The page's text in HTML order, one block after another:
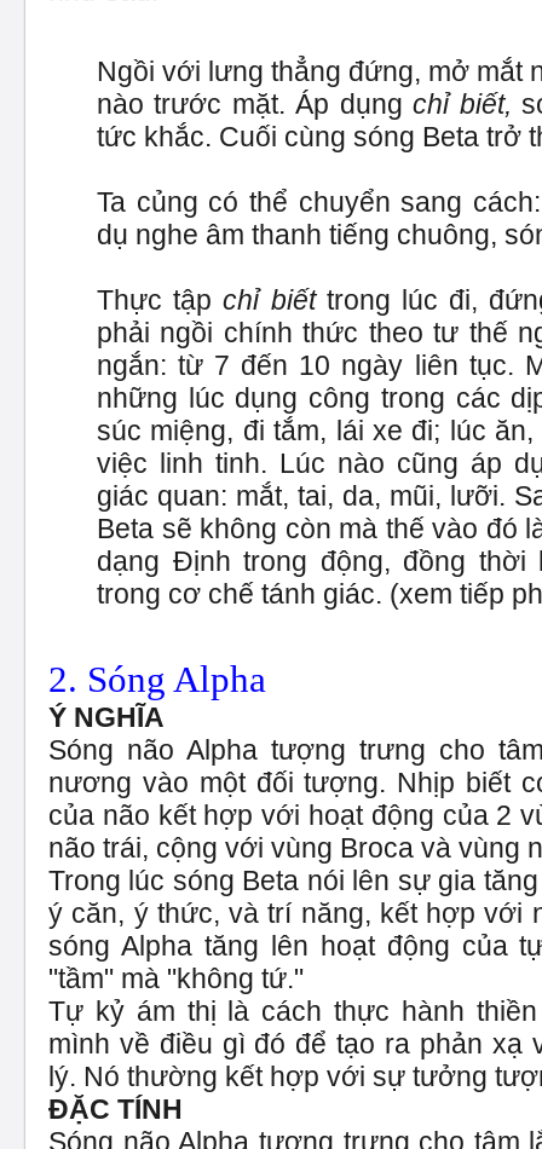
Ngồi với lưng thẳng đứng, mở mắt
nào trước mặt. Áp dụngchỉ biết,
tức khắc. Cuối cùng sóng Beta trở
Ta củng có thể chuyển sang
dụ nghe âm thanh tiếng chuông,
Thực tậpchỉ biếttrong lúc đi,
phải ngồi chính thức theo tư thế
ngắn: từ 7 đến 10 ngày liên tục.
những lúc dụng công trong các
súc miệng, đi tắm, lái xe đi; lúc
việc linh tinh. Lúc nào cũng áp
giác quan: mắt, tai, da, mũi, lưỡi.
Beta sẽ không còn mà thế vào đó
dạng Định trong động, đồng
trong cơ chế tánh giác. (xem tiếp
2. Sóng Alpha
Ý NGHĨA
Sóng não Alpha tượng trưng cho
nương vào một đối tượng. Nhịp biết
của não kết hợp với hoạt động của 2
não trái, cộng với vùng Broca và vùng
Trong lúc sóng Beta nói lên sự gia
ý căn, ý thức, và trí năng, kết hợp với
sóng Alpha tăng lên hoạt động của
"tầm" mà "không tứ."
Tự kỷ ám thị là cách thực hành
mình về điều gì đó để tạo ra phản xạ
lý. Nó thường kết hợp với sự tưởng
ĐẶC TÍNH
Sóng não Alpha tượng trưng cho tâm